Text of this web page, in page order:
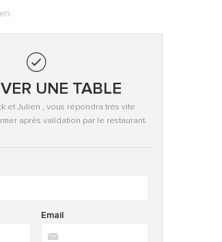
UNE TABLE
et Julien , vous répondra très vite
après validation par le restaurant.
Email